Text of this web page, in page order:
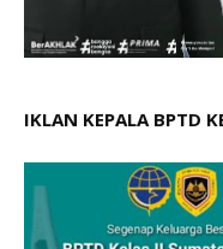
IKLAN KEPALA BPTD